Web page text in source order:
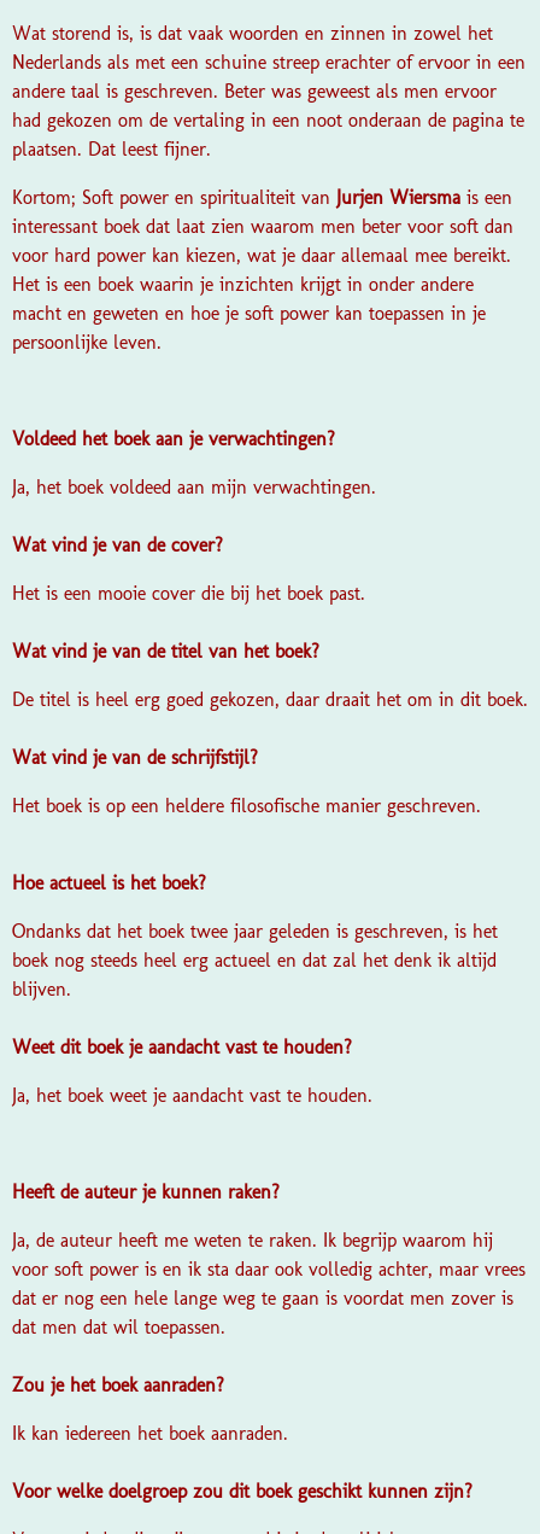
Wat storend is, is dat vaak woorden en zinnen in zowel het
Nederlands als met een schuine streep erachter of ervoor in een
andere taal is geschreven. Beter was geweest als men ervoor
had gekozen om de vertaling in een noot onderaan de pagina te
plaatsen. Dat leest fijner.
Kortom; Soft power en spiritualiteit van Jurjen Wiersma is een
interessant boek dat laat zien waarom men beter voor soft dan
voor hard power kan kiezen, wat je daar allemaal mee bereikt.
Het is een boek waarin je inzichten krijgt in onder andere
macht en geweten en hoe je soft power kan toepassen in je
persoonlijke leven.
Voldeed het boek aan je verwachtingen?
Ja, het boek voldeed aan mijn verwachtingen.
Wat vind je van de cover?
Het is een mooie cover die bij het boek past.
Wat vind je van de titel van het boek?
De titel is heel erg goed gekozen, daar draait het om in dit boek.
Wat vind je van de schrijfstijl?
Het boek is op een heldere filosofische manier geschreven.
Hoe actueel is het boek?
Ondanks dat het boek twee jaar geleden is geschreven, is het
boek nog steeds heel erg actueel en dat zal het denk ik altijd
blijven.
Weet dit boek je aandacht vast te houden?
Ja, het boek weet je aandacht vast te houden.
Heeft de auteur je kunnen raken?
Ja, de auteur heeft me weten te raken. Ik begrijp waarom hij
voor soft power is en ik sta daar ook volledig achter, maar vrees
dat er nog een hele lange weg te gaan is voordat men zover is
dat men dat wil toepassen.
Zou je het boek aanraden?
Ik kan iedereen het boek aanraden.
Voor welke doelgroep zou dit boek geschikt kunnen zijn?